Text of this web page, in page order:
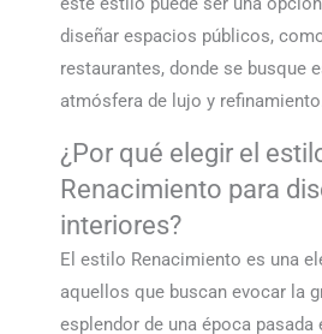
diseñar espacios públicos,
restaurantes, donde se busque
atmósfera de lujo y
¿Por qué elegir el
Renacimiento para
interiores?
El estilo Renacimiento es una
aquellos que buscan evocar la
esplendor de una época pasada